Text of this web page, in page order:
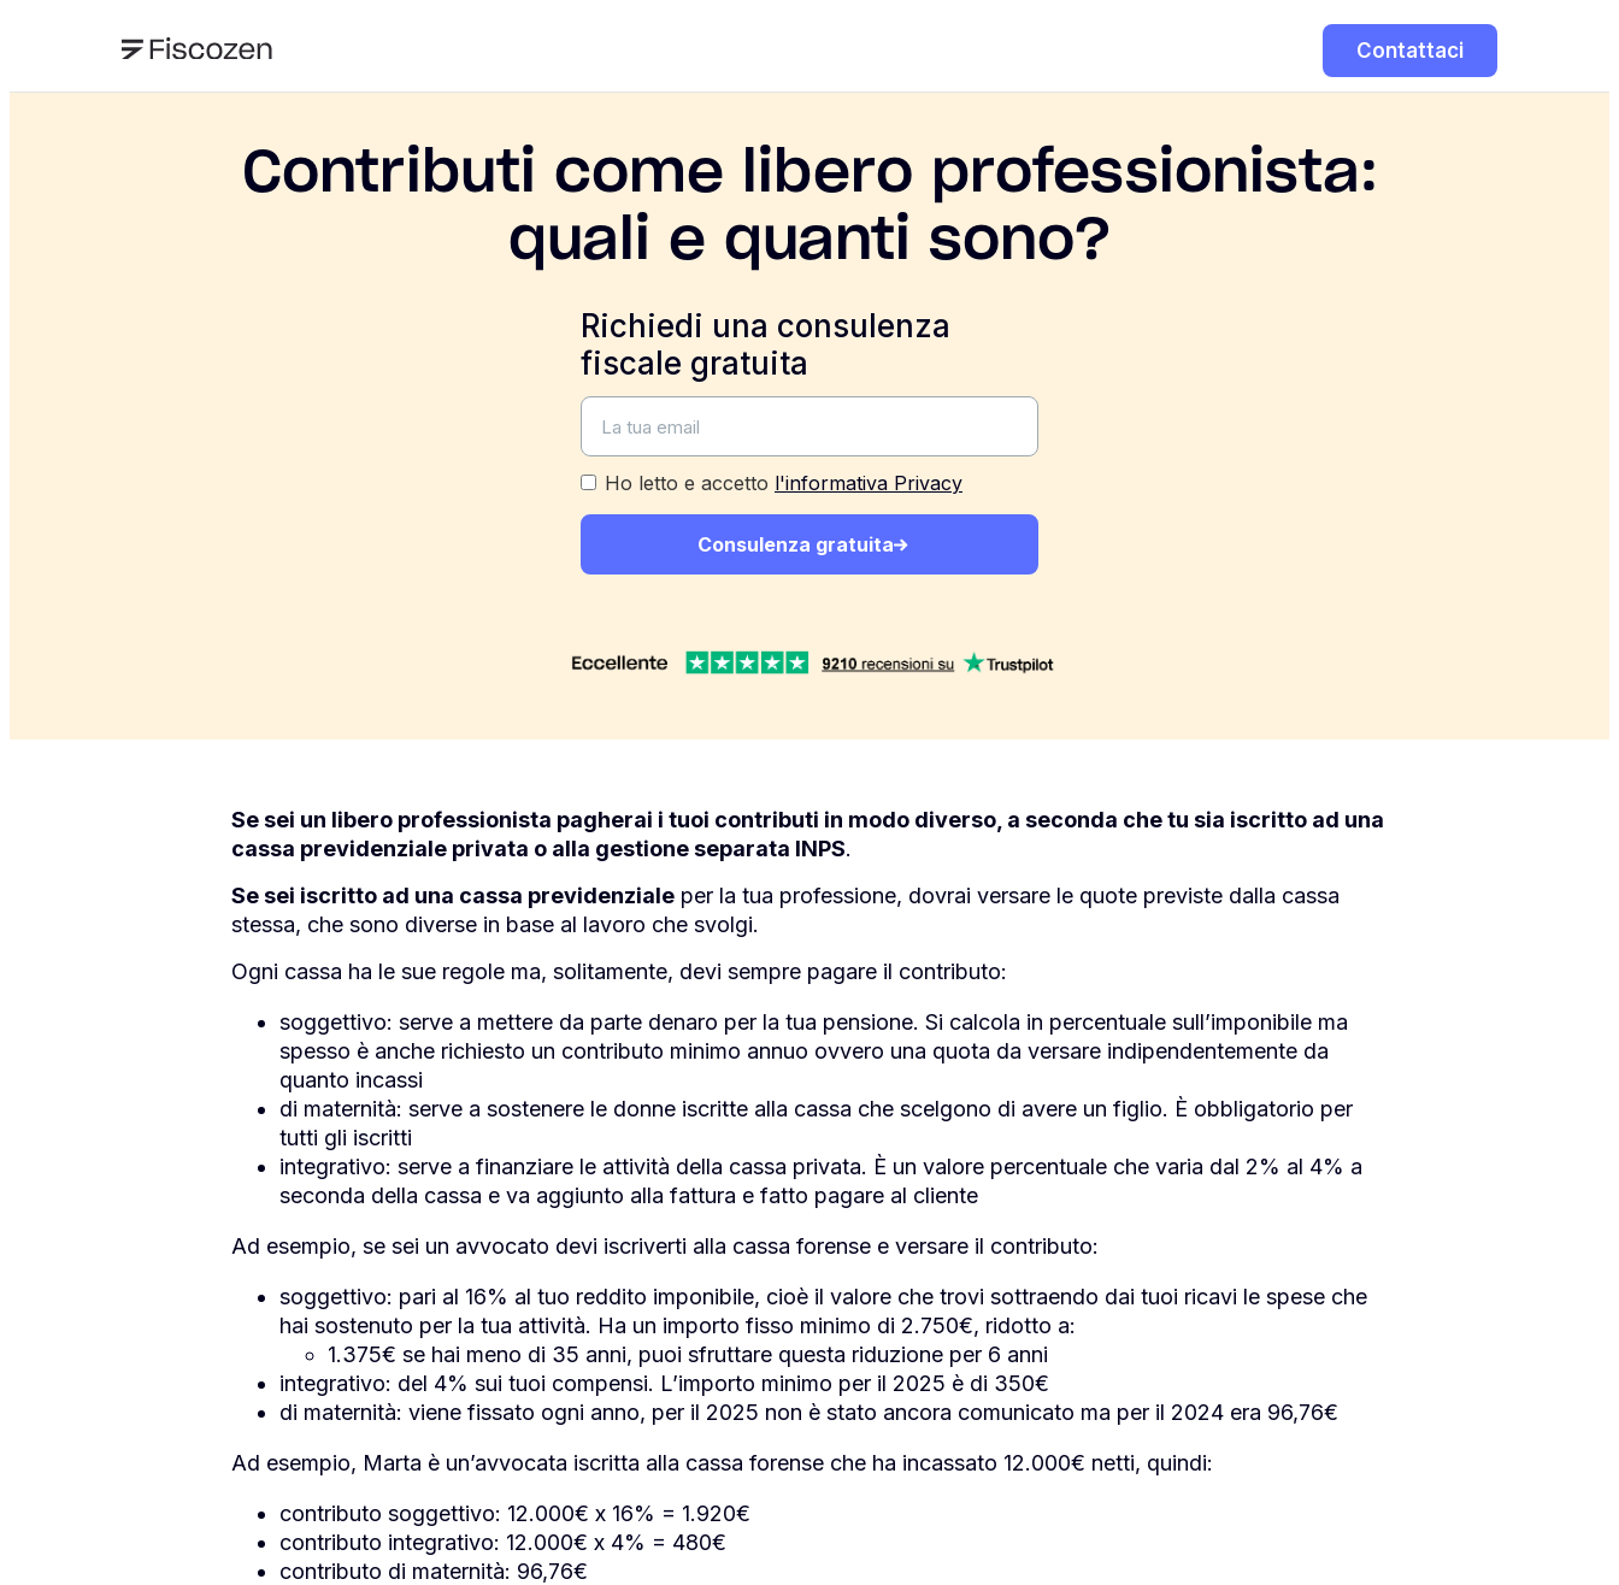
Contattaci
Contributi come libero professionista:
quali e quanti sono?
Richiedi una consulenza
fiscale gratuita
Ho letto e accetto l'informativa Privacy
Consulenza gratuita
Se sei un libero professionista pagherai i tuoi contributi in modo diverso, a seconda che tu sia iscritto ad una
cassa previdenziale privata o alla gestione separata INPS.
Se sei iscritto ad una cassa previdenziale per la tua professione, dovrai versare le quote previste dalla cassa
stessa, che sono diverse in base al lavoro che svolgi.
Ogni cassa ha le sue regole ma, solitamente, devi sempre pagare il contributo:
soggettivo: serve a mettere da parte denaro per la tua pensione. Si calcola in percentuale sull’imponibile ma
spesso è anche richiesto un contributo minimo annuo ovvero una quota da versare indipendentemente da
quanto incassi
di maternità: serve a sostenere le donne iscritte alla cassa che scelgono di avere un figlio. È obbligatorio per
tutti gli iscritti
integrativo: serve a finanziare le attività della cassa privata. È un valore percentuale che varia dal 2% al 4% a
seconda della cassa e va aggiunto alla fattura e fatto pagare al cliente
Ad esempio, se sei un avvocato devi iscriverti alla cassa forense e versare il contributo:
soggettivo: pari al 16% al tuo reddito imponibile, cioè il valore che trovi sottraendo dai tuoi ricavi le spese che
hai sostenuto per la tua attività. Ha un importo fisso minimo di 2.750€, ridotto a:
1.375€ se hai meno di 35 anni, puoi sfruttare questa riduzione per 6 anni
integrativo: del 4% sui tuoi compensi. L’importo minimo per il 2025 è di 350€
di maternità: viene fissato ogni anno, per il 2025 non è stato ancora comunicato ma per il 2024 era 96,76€
Ad esempio, Marta è un’avvocata iscritta alla cassa forense che ha incassato 12.000€ netti, quindi:
contributo soggettivo: 12.000€ x 16% = 1.920€
contributo integrativo: 12.000€ x 4% = 480€
contributo di maternità: 96,76€